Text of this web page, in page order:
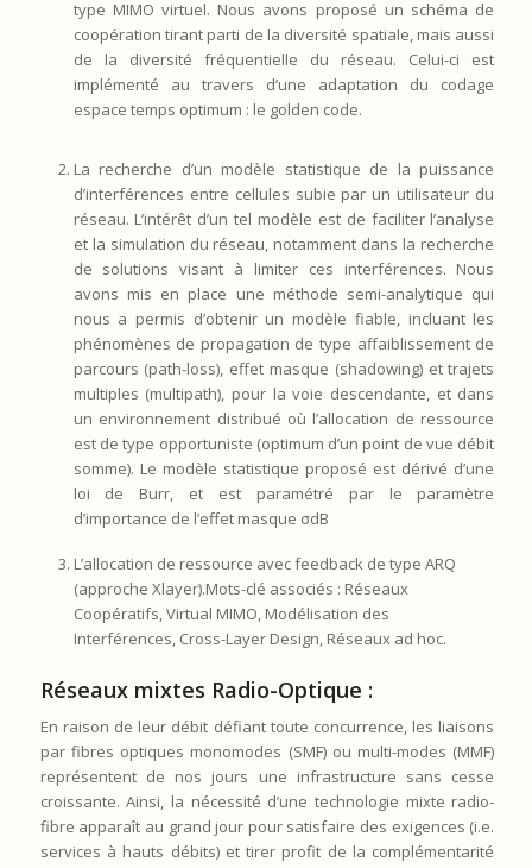
type MIMO virtuel. Nous avons proposé un schéma de
coopération tirant parti de la diversité spatiale, mais aussi
de la diversité fréquentielle du réseau. Celui-ci est
implémenté au travers d’une adaptation du codage
espace temps optimum : le golden code.
La recherche d’un modèle statistique de la puissance
d’interférences entre cellules subie par un utilisateur du
réseau. L’intérêt d’un tel modèle est de faciliter l’analyse
et la simulation du réseau, notamment dans la recherche
de solutions visant à limiter ces interférences. Nous
avons mis en place une méthode semi-analytique qui
nous a permis d’obtenir un modèle fiable, incluant les
phénomènes de propagation de type affaiblissement de
parcours (path-loss), effet masque (shadowing) et trajets
multiples (multipath), pour la voie descendante, et dans
un environnement distribué où l’allocation de ressource
est de type opportuniste (optimum d’un point de vue débit
somme). Le modèle statistique proposé est dérivé d’une
loi de Burr, et est paramétré par le paramètre
d’importance de l’effet masque σdB
L’allocation de ressource avec feedback de type ARQ
(approche Xlayer).Mots-clé associés : Réseaux
Coopératifs, Virtual MIMO, Modélisation des
Interférences, Cross-Layer Design, Réseaux ad hoc.
Réseaux mixtes Radio-Optique :
En raison de leur débit défiant toute concurrence, les liaisons
par fibres optiques monomodes (SMF) ou multi-modes (MMF)
représentent de nos jours une infrastructure sans cesse
croissante. Ainsi, la nécessité d’une technologie mixte radio-
fibre apparaît au grand jour pour satisfaire des exigences (i.e.
services à hauts débits) et tirer profit de la complémentarité